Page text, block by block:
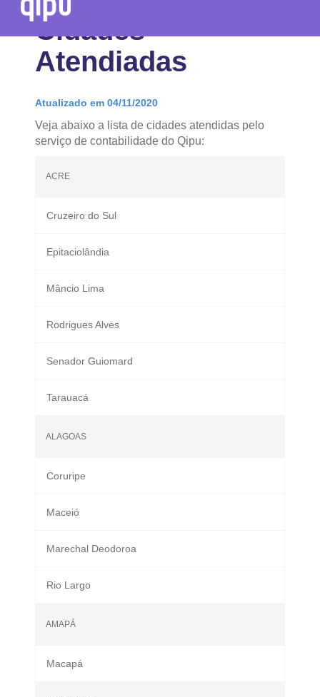
Cidades
Atendiadas
Atualizado em 04/11/2020
Veja abaixo a lista de cidades atendidas pelo
serviço de contabilidade do Qipu:
ACRE
Cruzeiro do Sul
Epitaciolândia
Mâncio Lima
Rodrigues Alves
Senador Guiomard
Tarauacá
ALAGOAS
Coruripe
Maceió
Marechal Deodoroa
Rio Largo
AMAPÁ
Macapá